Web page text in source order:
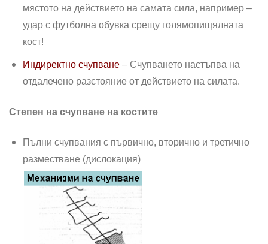
мястото на действието на самата сила, например –
удар с футболна обувка срещу голямопищялната
кост!
Индиректно счупване– Счупването настъпва на
отдалечено разстояние от действието на силата.
Степен на счупване на костите
Пълни счупвания с първично, вторично и третично
разместване (дислокация)